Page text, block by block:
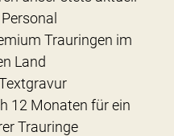
Trauringen im
Land
12 Monaten für ein
Trauringe